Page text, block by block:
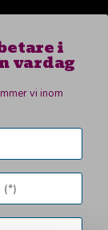
i
vardag
vi inom